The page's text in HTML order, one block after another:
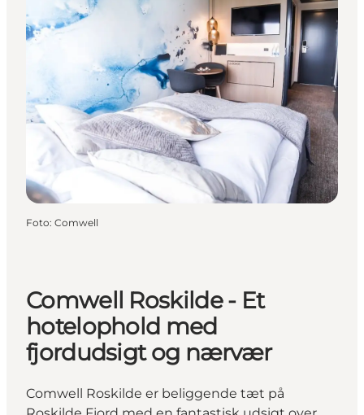
Foto: Comwell
Comwell Roskilde - Et
hotelophold med
fjordudsigt og nærvær
Comwell Roskilde er beliggende tæt på